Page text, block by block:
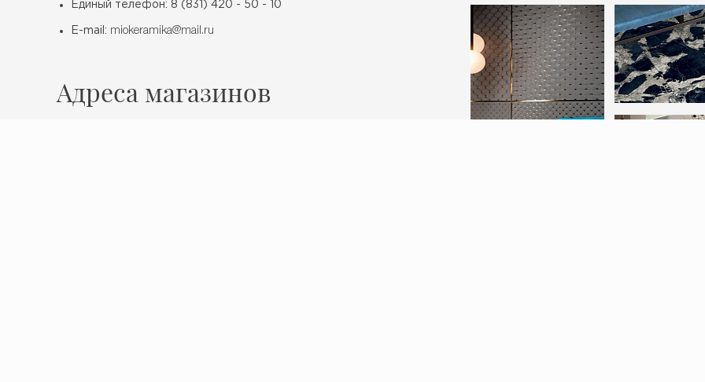
Единый телефон: 8 (831) 420 - 50 - 10
E-mail: miokeramika@mail.ru
Адреса магазинов